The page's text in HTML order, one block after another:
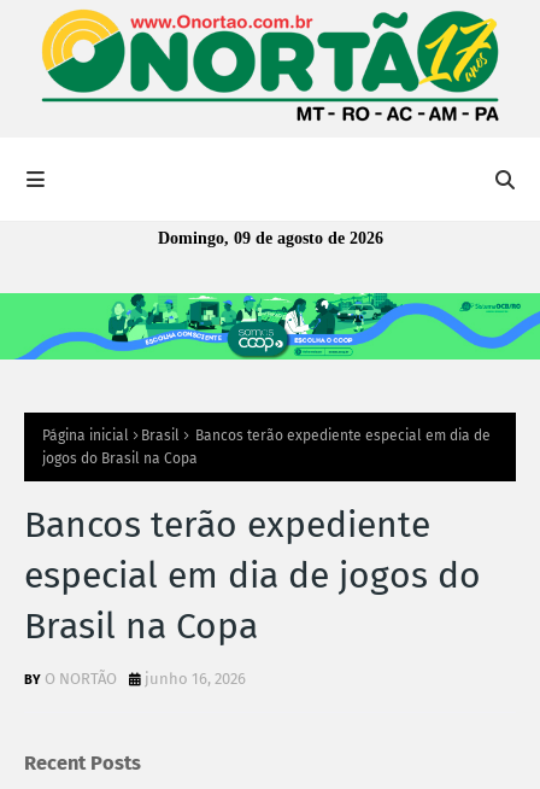
Domingo, 09 de agosto de 2026
Página inicial Brasil
Bancos terão expediente especial em dia de
jogos do Brasil na Copa
Bancos terão expediente
especial em dia de jogos do
Brasil na Copa
O NORTÃO junho 16, 2026
Recent Posts